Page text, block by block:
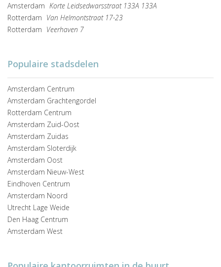
Amsterdam Korte Leidsedwarsstraat 133A 133A
Rotterdam Van Helmontstraat 17-23
Rotterdam Veerhaven 7
Populaire stadsdelen
Amsterdam Centrum
Amsterdam Grachtengordel
Rotterdam Centrum
Amsterdam Zuid-Oost
Amsterdam Zuidas
Amsterdam Sloterdijk
Amsterdam Oost
Amsterdam Nieuw-West
Eindhoven Centrum
Amsterdam Noord
Utrecht Lage Weide
Den Haag Centrum
Amsterdam West